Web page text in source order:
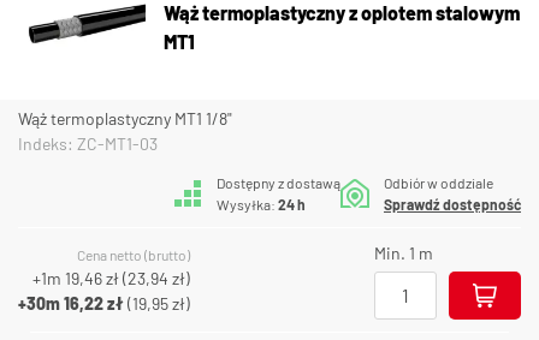
Wąż termoplastyczny z oplotem stalowym
MT1
Wąż termoplastyczny MT1 1/8"
Indeks: ZC-MT1-03
Dostępny z dostawą
Wysyłka: 24 h
Odbiór w oddziale
Sprawdź dostępność
Cena netto (brutto)
+1m 19,46 zł(23,94 zł)
+30m16,22 zł(19,95 zł)
Min. 1 m